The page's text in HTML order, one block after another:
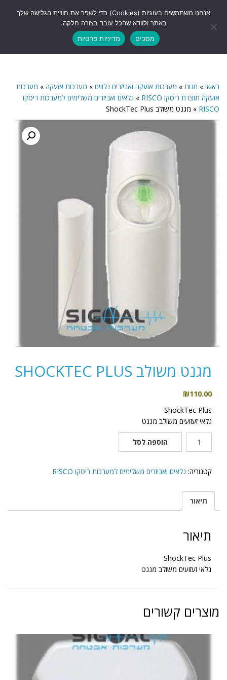
תפריט
ראשי » חנות » מערכות אזעקה ואביזרים נלווים » מערכות אזעקה » מערכות
אזעקה תוצרת ריסקו RISCO
» גלאים ואביזרים משלימים למערכות ריסקו
RISCO
» מגנט משולב ShockTec Plus
מגנט משולב SHOCKTEC PLUS
₪110.00
ShockTec Plus
גלאי זעזועים משולב מגנט
משולב
Plus
הוספה לסל
קטגוריה: גלאים ואביזרים משלימים למערכות ריסקו RISCO
תיאור
תיאור
ShockTec Plus
גלאי זעזועים משולב מגנט
מוצרים קשורים
אנחנו משתמשים בעוגיות (Cookies) כדי לשפר את חוויית הגלישה שלך
באתר ולוודא שהכל עובד בצורה חלקה.
מסכים
מדיניות פרטיות